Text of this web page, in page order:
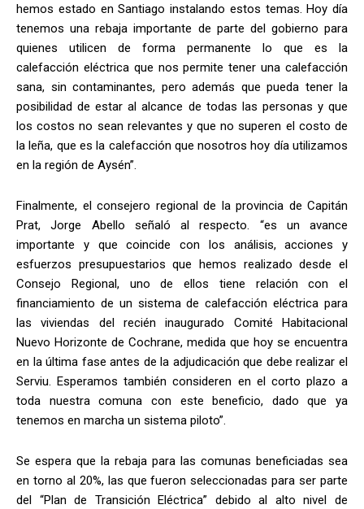
hemos estado en Santiago instalando estos temas. Hoy día
tenemos una rebaja importante de parte del gobierno para
quienes utilicen de forma permanente lo que es la
calefacción eléctrica que nos permite tener una calefacción
sana, sin contaminantes, pero además que pueda tener la
posibilidad de estar al alcance de todas las personas y que
los costos no sean relevantes y que no superen el costo de
la leña, que es la calefacción que nosotros hoy día utilizamos
en la región de Aysén”.
Finalmente, el consejero regional de la provincia de Capitán
Prat, Jorge Abello señaló al respecto. “es un avance
importante y que coincide con los análisis, acciones y
esfuerzos presupuestarios que hemos realizado desde el
Consejo Regional, uno de ellos tiene relación con el
financiamiento de un sistema de calefacción eléctrica para
las viviendas del recién inaugurado Comité Habitacional
Nuevo Horizonte de Cochrane, medida que hoy se encuentra
en la última fase antes de la adjudicación que debe realizar el
Serviu. Esperamos también consideren en el corto plazo a
toda nuestra comuna con este beneficio, dado que ya
tenemos en marcha un sistema piloto”.
Se espera que la rebaja para las comunas beneficiadas sea
en torno al 20%, las que fueron seleccionadas para ser parte
del “Plan de Transición Eléctrica” debido al alto nivel de